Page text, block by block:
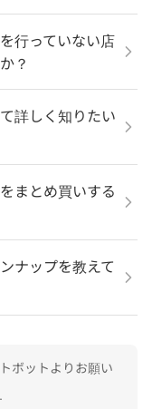
行っていない店
？
詳しく知りたい
まとめ買いする
ナップを教えて
ボットよりお願い